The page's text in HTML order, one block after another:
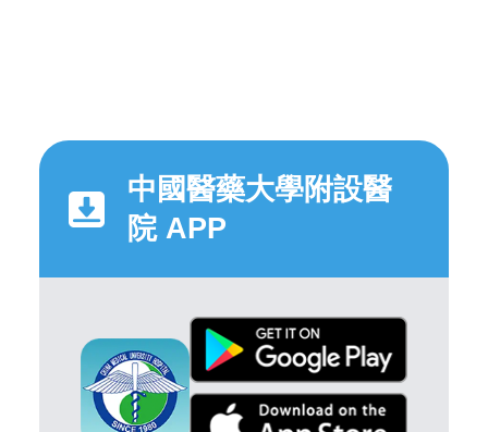
中國醫藥大學附設醫
院 APP